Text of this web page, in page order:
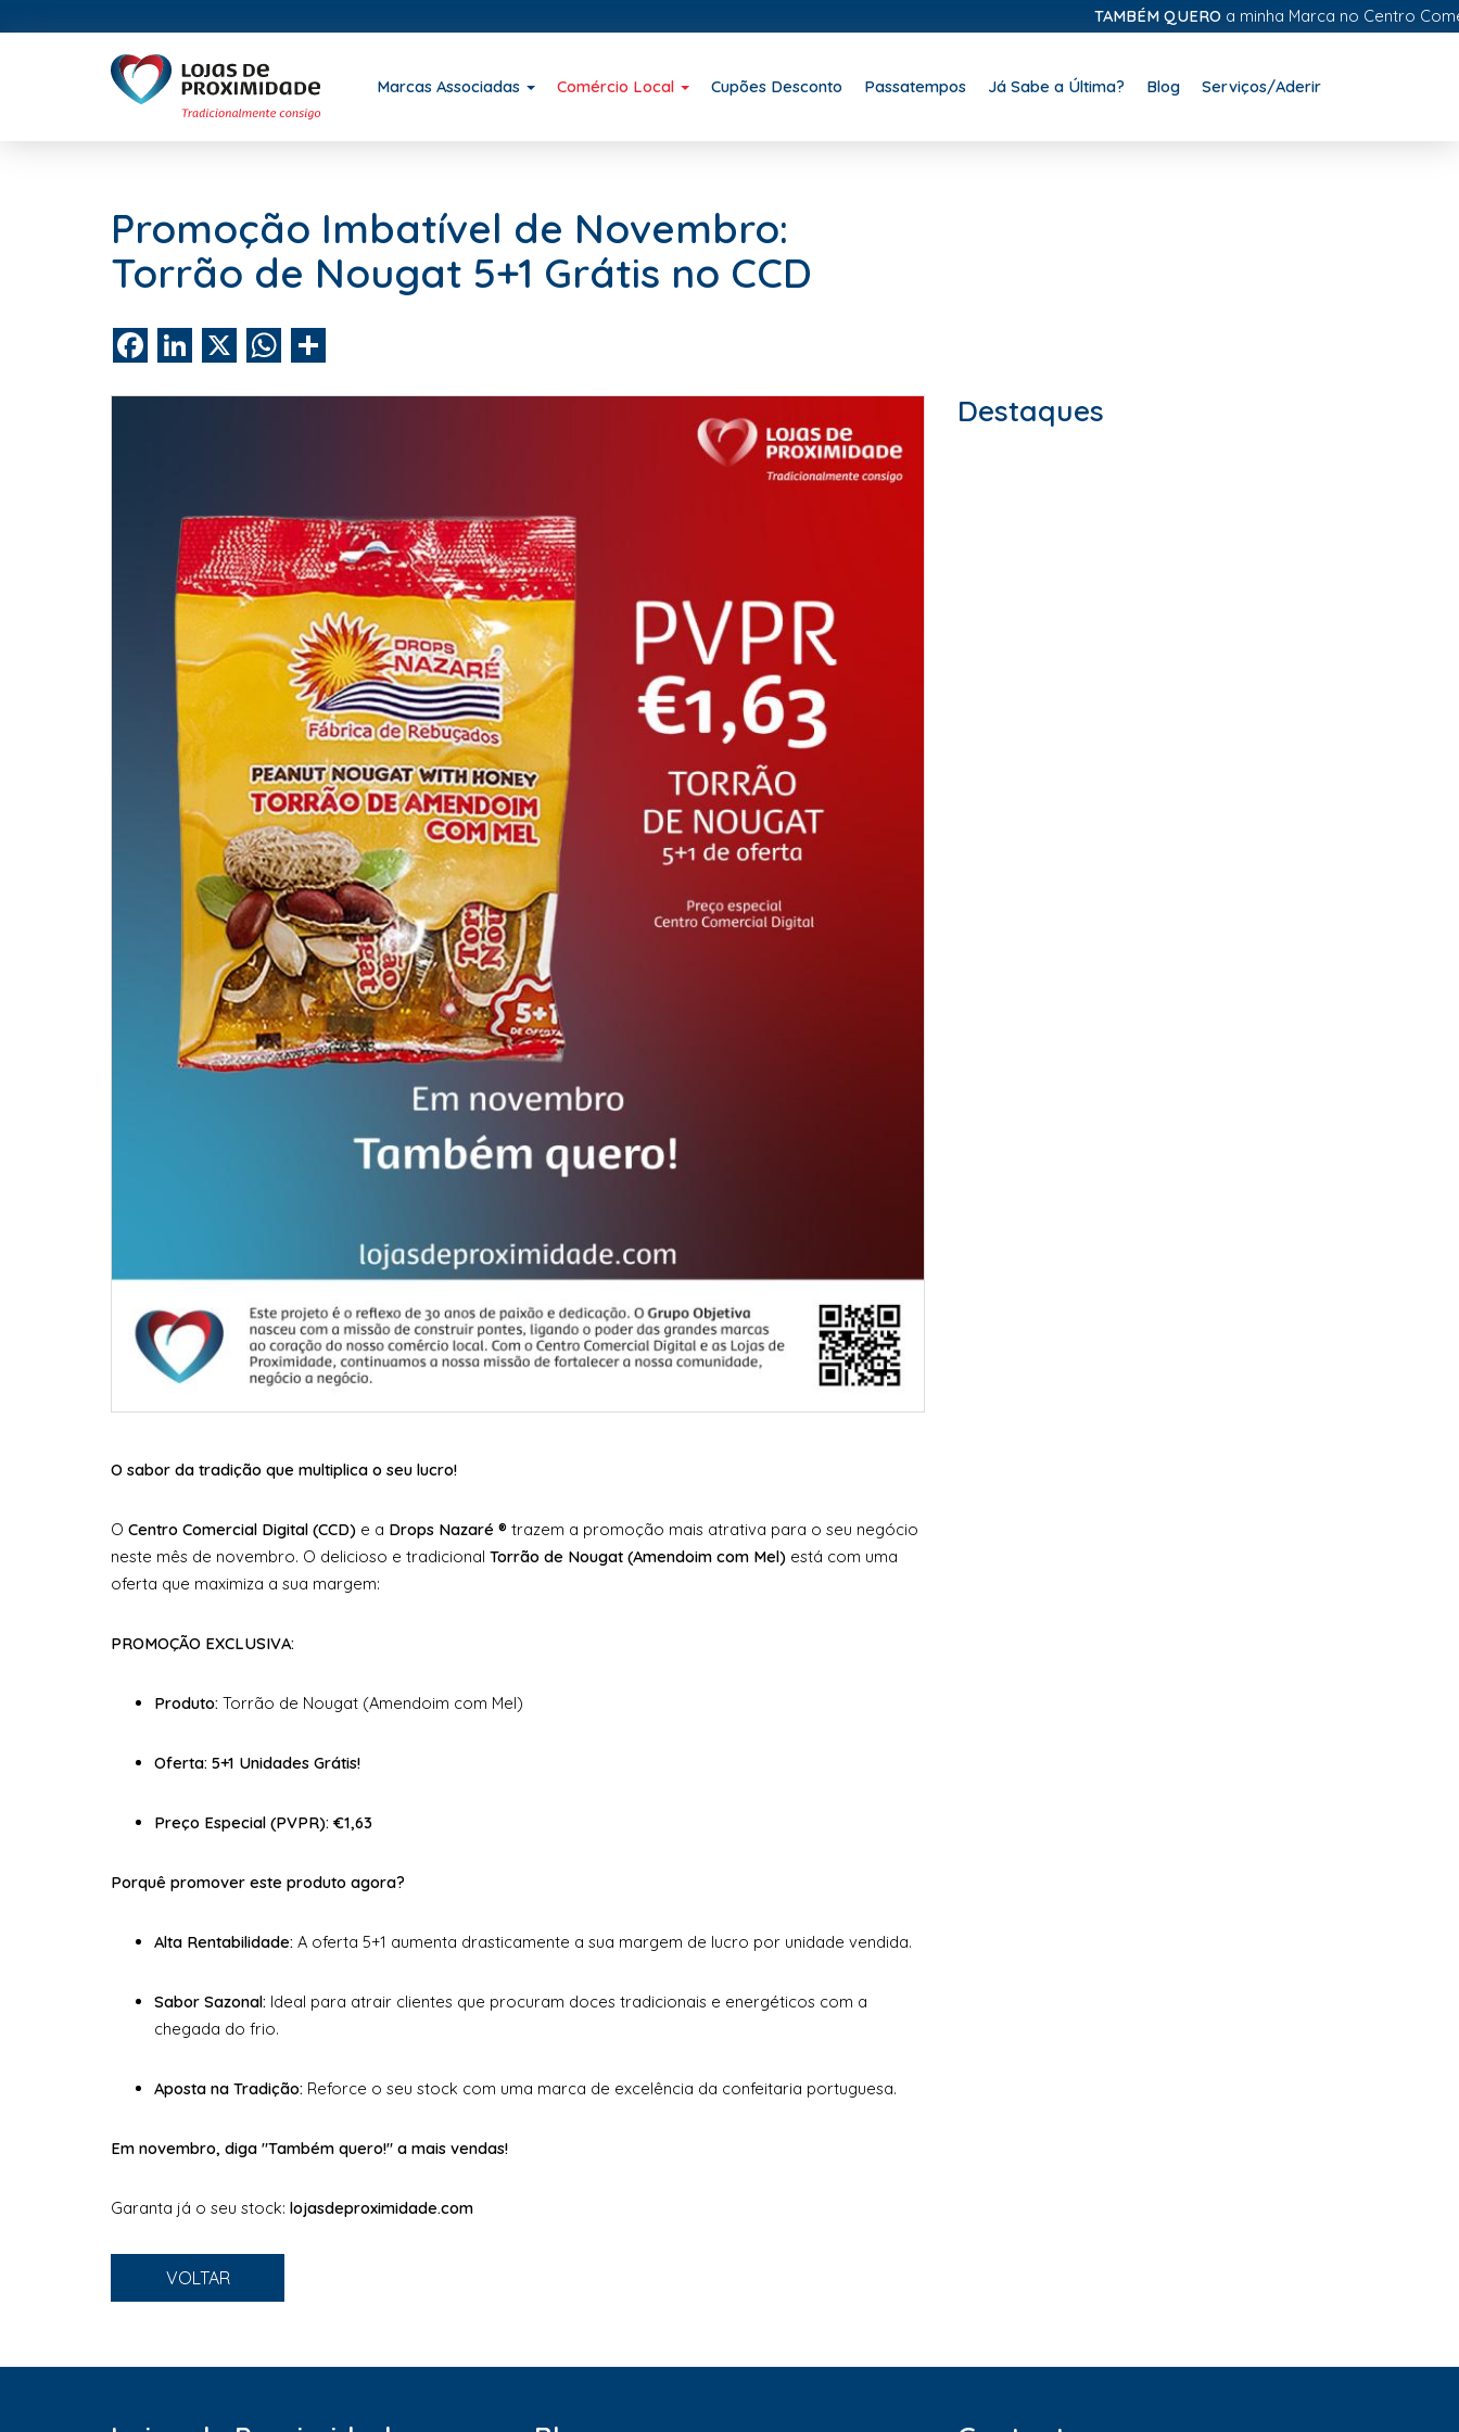
TAMBÉM QUEROa minha Marca no Centro Comercial
Marcas Associadas Comércio Local Cupões Desconto Passatempos Já Sabe a Última? Blog Serviços/Aderir
Promoção Imbatível de Novembro:
Torrão de Nougat 5+1 Grátis no CCD
FacebookLinkedIn WhatsApp
O sabor da tradição que multiplica o seu lucro!
O Centro Comercial Digital (CCD) e a Drops Nazaré ® trazem a promoção mais atrativa para o seu negócio
neste mês de novembro. O delicioso e tradicional Torrão de Nougat (Amendoim com Mel) está com uma
oferta que maximiza a sua margem:
PROMOÇÃO EXCLUSIVA:
Produto: Torrão de Nougat (Amendoim com Mel)
Oferta: 5+1 Unidades Grátis!
Preço Especial (PVPR): €1,63
Porquê promover este produto agora?
Alta Rentabilidade: A oferta 5+1 aumenta drasticamente a sua margem de lucro por unidade vendida.
Sabor Sazonal: Ideal para atrair clientes que procuram doces tradicionais e energéticos com a
chegada do frio.
Aposta na Tradição: Reforce o seu stock com uma marca de excelência da confeitaria portuguesa.
Em novembro, diga "Também quero!" a mais vendas!
Garanta já o seu stock: lojasdeproximidade.com
VOLTAR
Destaques